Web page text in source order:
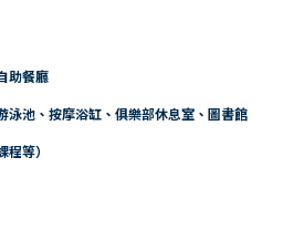
助餐廳
泳池、按摩浴缸、俱樂部休息室、圖書館
等）